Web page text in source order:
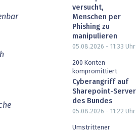
versucht,
Menschen per
Phishing zu
manipulieren
05.08.2026 - 11:33 Uhr
200 Konten
kompromittiert
Cyberangriff auf
Sharepoint-Server
des Bundes
05.08.2026 - 11:22 Uhr
Umstrittener